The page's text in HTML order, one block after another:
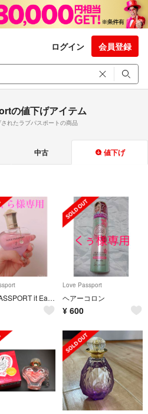
ログイン 会員登録
の値下げアイテム
れたラブパスポートの商品
中古 値下げ
LOVEPASSPORT it Eau de parfum
Love Passport
ヘアーコロン
¥ 600